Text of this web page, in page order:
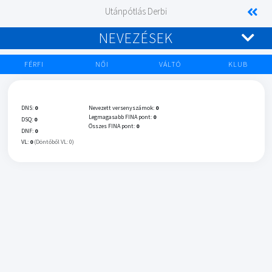
Utánpótlás Derbi
NEVEZÉSEK
FÉRFI NŐI VÁLTÓ KLUB
DNS: 0
DSQ: 0
DNF: 0
VL: 0 (Döntőből VL: 0)
Nevezett versenyszámok: 0
Legmagasabb FINA pont: 0
Összes FINA pont: 0